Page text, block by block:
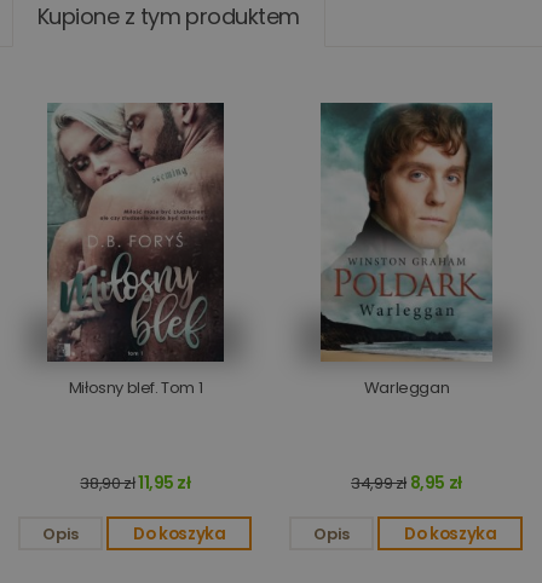
Kupione z tym produktem
Miłosny blef. Tom 1
38,90 zł11,95 zł
Opis Do koszyka
Warleggan
34,99 zł 8,95 zł
Opis Do koszyka